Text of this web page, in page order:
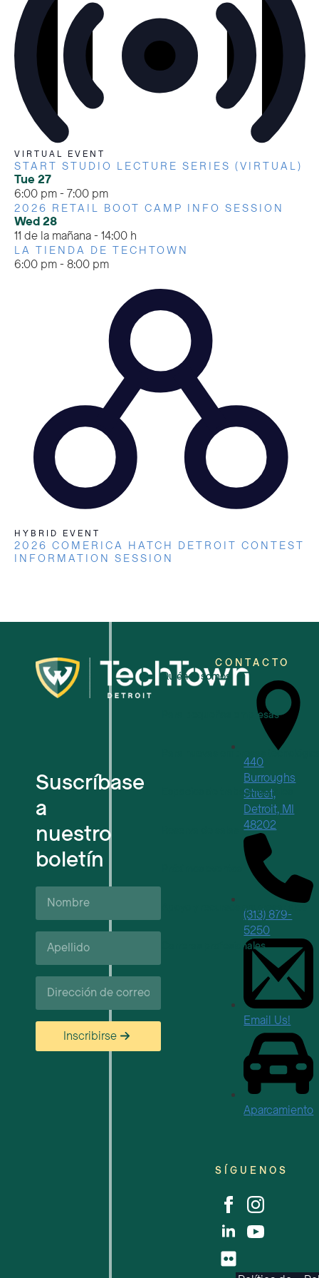
VIRTUAL EVENT
START STUDIO LECTURE SERIES (VIRTUAL)
Tue27
6:00 pm- 7:00 pm
2026 RETAIL BOOT CAMP INFO SESSION
Wed28
11 de la mañana- 14:00 h
LA TIENDA DE TECHTOWN
6:00 pm- 8:00 pm
HYBRID EVENT
2026 COMERICA HATCH DETROIT CONTEST
INFORMATION SESSION
Suscríbase
a
nuestro
boletín
Nombre
Apellido*
Correo
electrónico
Inscribirse
Quiénes somos
Para pequeñas empresas
Para nuevas empresas
Espacios de trabajo flexibles
Apoyo y recursos empresariales
Carreras profesionales
CONTACTO
440
Burroughs
Street,
Detroit, MI
48202
(313) 879-
5250
Email Us!
Aparcamiento
SÍGUENOS